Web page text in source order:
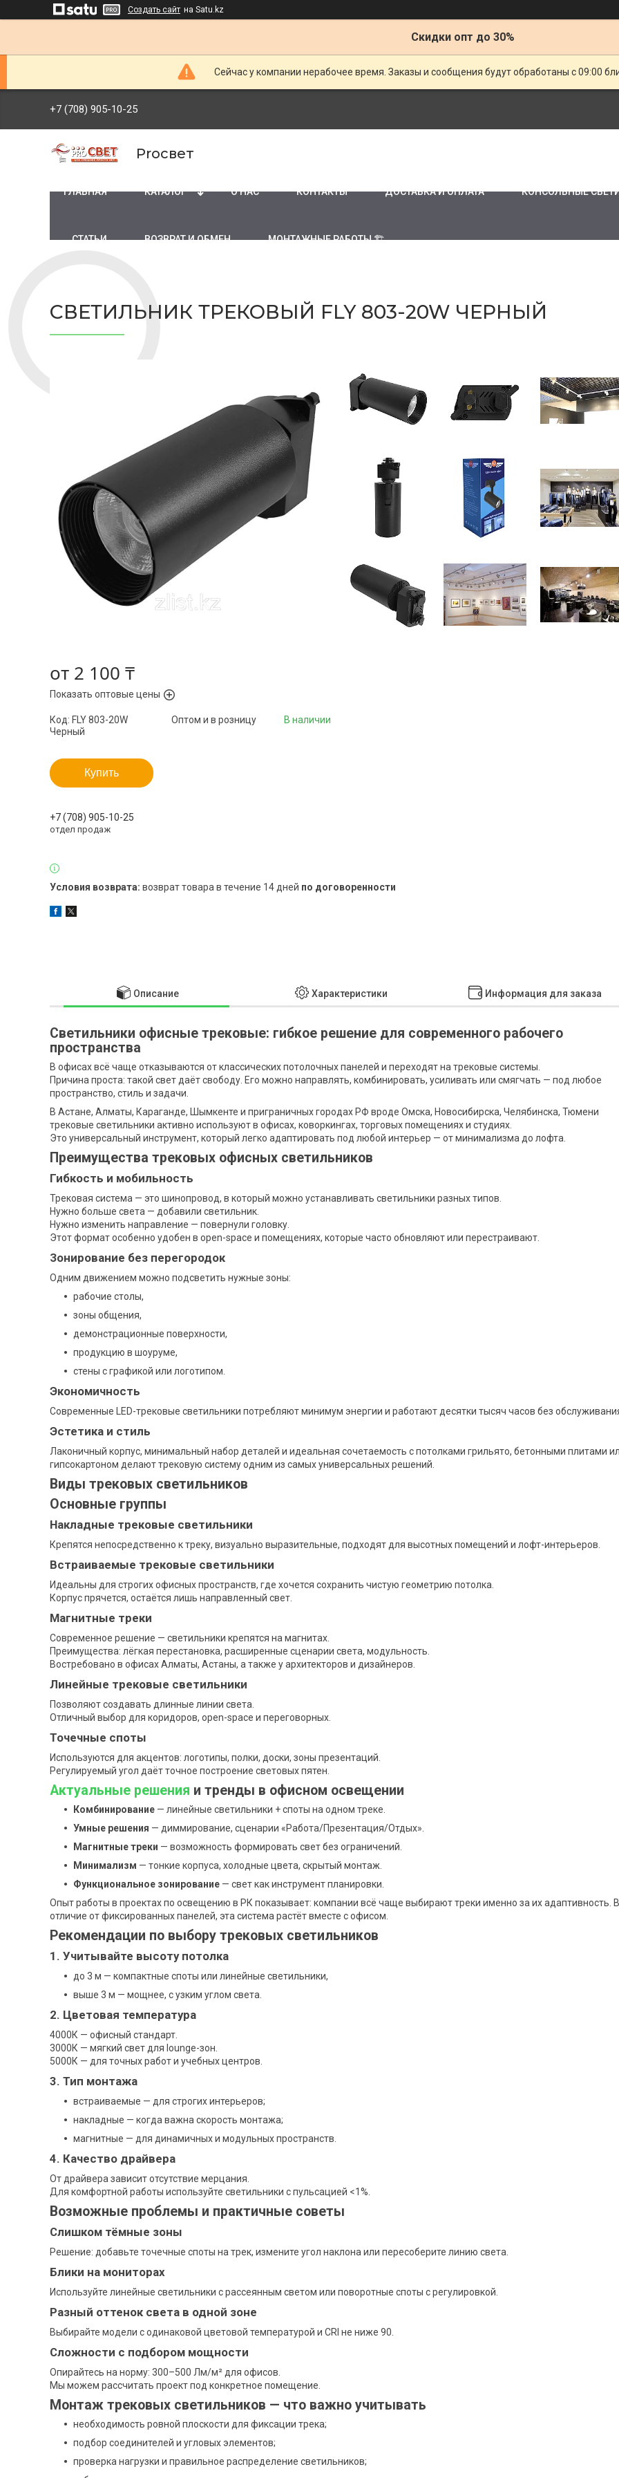
Создать сайт на Satu.kz
Скидки опт до 30%
Сейчас у компании нерабочее время. Заказы и сообщения будут обработаны с 09:00
+7 (708) 905-10-25
Proсвет
ГЛАВНАЯ КАТАЛОГ О НАС КОНТАКТЫ ДОСТАВКА И ОПЛАТА КОНСОЛЬНЫЕ
СТАТЬИ ВОЗВРАТ И ОБМЕН МОНТАЖНЫЕ РАБОТЫ 🏗
СВЕТИЛЬНИК ТРЕКОВЫЙ FLY 803-20W ЧЕРНЫЙ
от 2 100 ₸
Показать оптовые цены
В наличии
Оптом и в розницу
Код: FLY 803-20W
Черный
Купить
+7 (708) 905-10-25
отдел продаж
возврат товара в течение 14 дней по договоренности
Описание Характеристики Информация для заказа
Светильники офисные трековые: гибкое решение для современного рабочего
пространства
В офисах всё чаще отказываются от классических потолочных панелей и переходят на трековые системы.
Причина проста: такой свет даёт свободу. Его можно направлять, комбинировать, усиливать или смягчать — под любое
пространство, стиль и задачи.
В Астане, Алматы, Караганде, Шымкенте и приграничных городах РФ вроде Омска, Новосибирска, Челябинска, Тюмени
трековые светильники активно используют в офисах, коворкингах, торговых помещениях и студиях.
Это универсальный инструмент, который легко адаптировать под любой интерьер — от минимализма до лофта.
Преимущества трековых офисных светильников
Гибкость и мобильность
Трековая система — это шинопровод, в который можно устанавливать светильники разных типов.
Нужно больше света — добавили светильник.
Нужно изменить направление — повернули головку.
Этот формат особенно удобен в open-space и помещениях, которые часто обновляют или перестраивают.
Зонирование без перегородок
Одним движением можно подсветить нужные зоны:
рабочие столы,
зоны общения,
демонстрационные поверхности,
продукцию в шоуруме,
стены с графикой или логотипом.
Экономичность
Современные LED-трековые светильники потребляют минимум энергии и работают десятки тысяч часов без
Эстетика и стиль
Лаконичный корпус, минимальный набор деталей и идеальная сочетаемость с потолками грильято, бетонными плитами
гипсокартоном делают трековую систему одним из самых универсальных решений.
Виды трековых светильников
Основные группы
Накладные трековые светильники
Крепятся непосредственно к треку, визуально выразительные, подходят для высотных помещений и лофт-интерьеров.
Встраиваемые трековые светильники
Идеальны для строгих офисных пространств, где хочется сохранить чистую геометрию потолка.
Корпус прячется, остаётся лишь направленный свет.
Магнитные треки
Современное решение — светильники крепятся на магнитах.
Преимущества: лёгкая перестановка, расширенные сценарии света, модульность.
Востребовано в офисах Алматы, Астаны, а также у архитекторов и дизайнеров.
Линейные трековые светильники
Позволяют создавать длинные линии света.
Отличный выбор для коридоров, open-space и переговорных.
Точечные споты
Используются для акцентов: логотипы, полки, доски, зоны презентаций.
Регулируемый угол даёт точное построение световых пятен.
Актуальные решения и тренды в офисном освещении
Комбинирование — линейные светильники + споты на одном треке.
Умные решения — диммирование, сценарии «Работа/Презентация/Отдых».
Магнитные треки — возможность формировать свет без ограничений.
Минимализм — тонкие корпуса, холодные цвета, скрытый монтаж.
Функциональное зонирование — свет как инструмент планировки.
Опыт работы в проектах по освещению в РК показывает: компании всё чаще выбирают треки именно за их адаптивность. В
отличие от фиксированных панелей, эта система растёт вместе с офисом.
Рекомендации по выбору трековых светильников
1. Учитывайте высоту потолка
до 3 м — компактные споты или линейные светильники,
выше 3 м — мощнее, с узким углом света.
2. Цветовая температура
4000К — офисный стандарт.
3000К — мягкий свет для lounge-зон.
5000К — для точных работ и учебных центров.
3. Тип монтажа
встраиваемые — для строгих интерьеров;
накладные — когда важна скорость монтажа;
магнитные — для динамичных и модульных пространств.
4. Качество драйвера
От драйвера зависит отсутствие мерцания.
Для комфортной работы используйте светильники с пульсацией <1%.
Возможные проблемы и практичные советы
Слишком тёмные зоны
Решение: добавьте точечные споты на трек, измените угол наклона или пересоберите линию света.
Блики на мониторах
Используйте линейные светильники с рассеянным светом или поворотные споты с регулировкой.
Разный оттенок света в одной зоне
Выбирайте модели с одинаковой цветовой температурой и CRI не ниже 90.
Сложности с подбором мощности
Опирайтесь на норму: 300–500 Лм/м² для офисов.
Мы можем рассчитать проект под конкретное помещение.
Монтаж трековых светильников — что важно учитывать
необходимость ровной плоскости для фиксации трека;
подбор соединителей и угловых элементов;
проверка нагрузки и правильное распределение светильников;